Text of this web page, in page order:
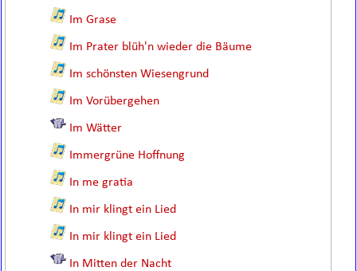
Im Grase
Im Prater blüh'n wieder die Bäume
Im schönsten Wiesengrund
Im Vorübergehen
Im Wätter
Immergrüne Hoffnung
In me gratia
In mir klingt ein Lied
In mir klingt ein Lied
In Mitten der Nacht